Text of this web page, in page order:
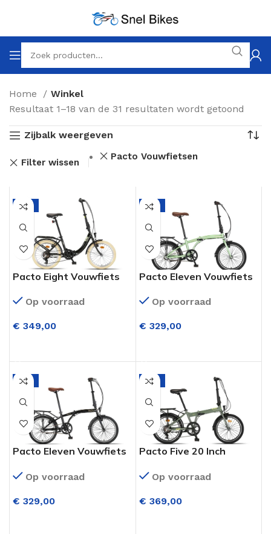
Home
Winkel
Resultaat 1–18 van de 31 resultaten wordt getoond
Zijbalk weergeven
Filter wissen
Pacto Vouwfietsen
-6%
Pacto Eight Vouwfiets
Zwart
Op voorraad
€ 349,00
-6%
Pacto Eleven Vouwfiets
MintOp voorraad
€ 329,00
-6%
Pacto Eleven Vouwfiets
Zwart
Op voorraad
€ 329,00
-6%
Pacto Five 20 Inch
Versnellingen Retro
Op voorraad
€ 369,00